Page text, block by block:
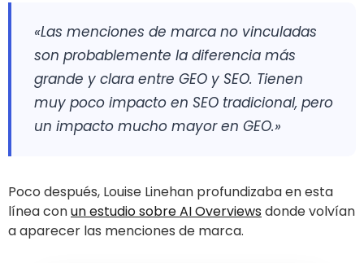
«Las menciones de marca no vinculadas
son probablemente la diferencia más
grande y clara entre GEO y SEO. Tienen
muy poco impacto en SEO tradicional, pero
un impacto mucho mayor en GEO.»
Poco después, Louise Linehan profundizaba en esta
línea conun estudio sobre AI Overviewsdonde volvían
a aparecer las menciones de marca.